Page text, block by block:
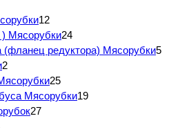
12
) Мясорубки24
(фланец редуктора) Мясорубки5
2
25
Мясорубки19
27